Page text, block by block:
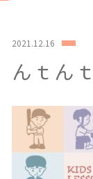
2021.12.16
んｔんｔ